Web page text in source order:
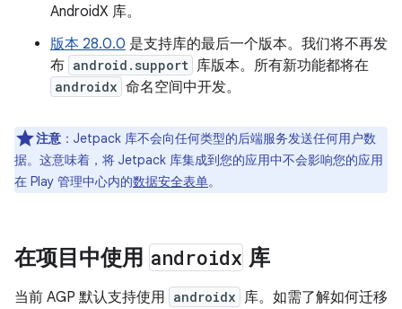
AndroidX 库。
版本 28.0.0 是支持库的最后一个版本。我们将不再发
布 android.support 库版本。所有新功能都将在
androidx 命名空间中开发。
注意 ： Jetpack 库不会向任何类型的后端服务发送任何用户数
据。这意味着，将 Jetpack 库集成到您的应用中不会影响您的应用
在 Play 管理中心内的数据安全表单。
在项目中使用 androidx 库
当前 AGP 默认支持使用 androidx 库。如需了解如何迁移